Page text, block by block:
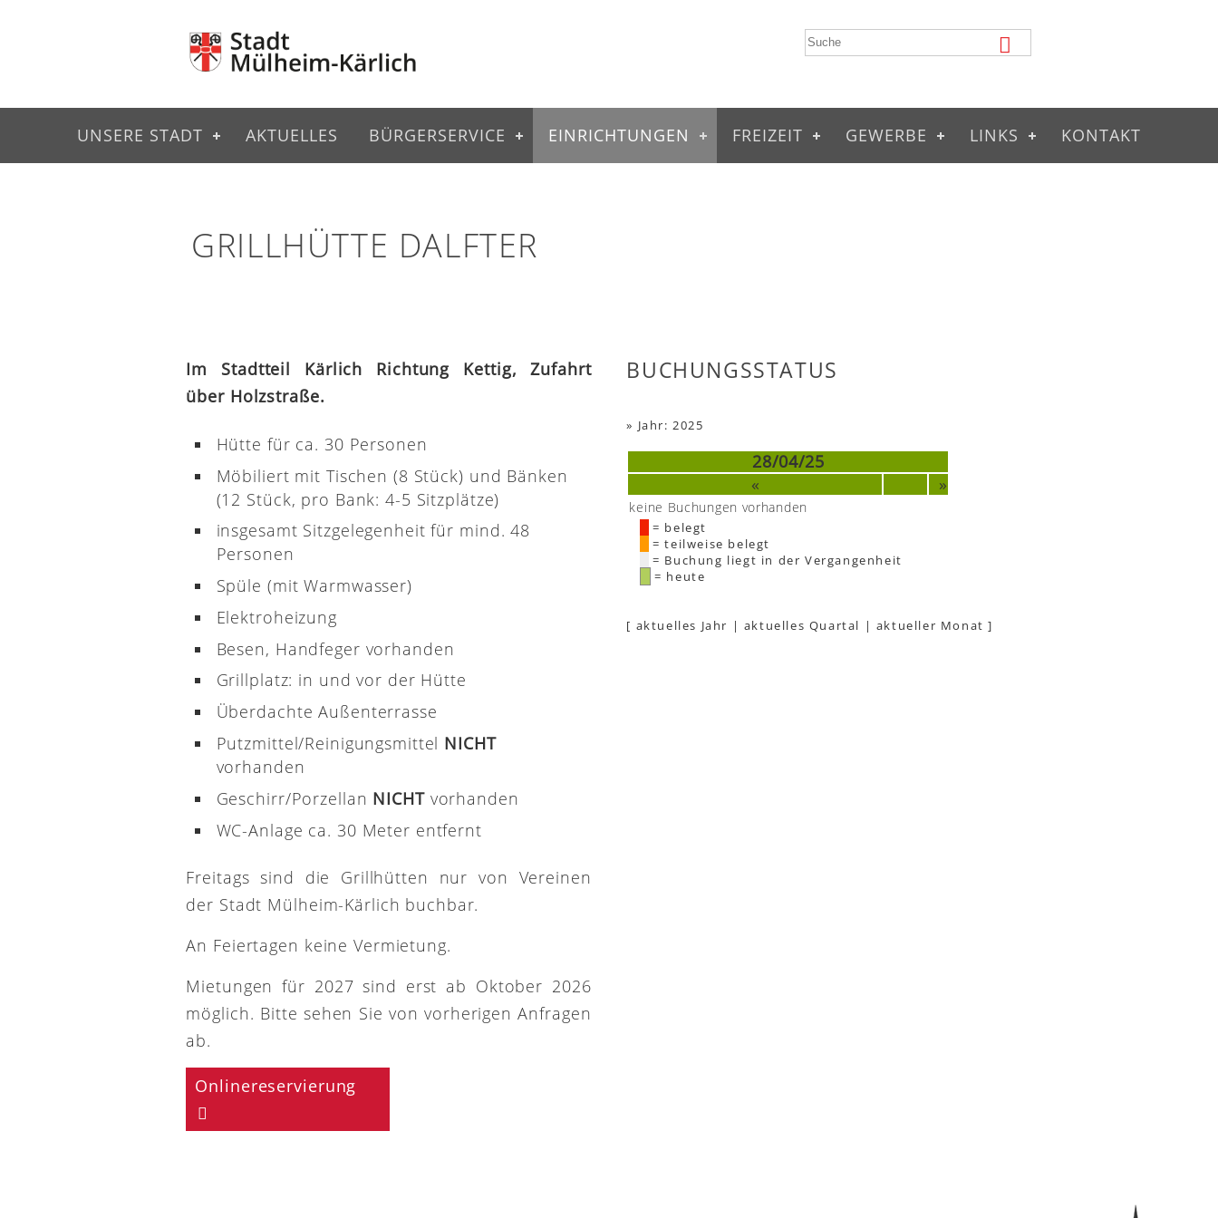
UNSERE STADT AKTUELLES BÜRGERSERVICE EINRICHTUNGEN FREIZEIT GEWERBE LINKS KONTAKT
GRILLHÜTTE DALFTER
Im Stadtteil Kärlich Richtung Kettig, Zufahrt
über Holzstraße.
Hütte für ca. 30 Personen
Möbiliert mit Tischen (8 Stück) und Bänken
(12 Stück, pro Bank: 4-5 Sitzplätze)
insgesamt Sitzgelegenheit für mind. 48
Personen
Spüle (mit Warmwasser)
Elektroheizung
Besen, Handfeger vorhanden
Grillplatz: in und vor der Hütte
Überdachte Außenterrasse
Putzmittel/Reinigungsmittel NICHT
vorhanden
Geschirr/Porzellan NICHT vorhanden
WC-Anlage ca. 30 Meter entfernt
Freitags sind die Grillhütten nur von Vereinen
der Stadt Mülheim-Kärlich buchbar.
An Feiertagen keine Vermietung.
Mietungen für 2027 sind erst ab Oktober 2026
möglich. Bitte sehen Sie von vorherigen Anfragen
ab.
Onlinereservierung
BUCHUNGSSTATUS
» Jahr: 2025
28/04/25
«
»
keine Buchungen vorhanden
= belegt
= teilweise belegt
= Buchung liegt in der Vergangenheit
= heute
[ aktuelles Jahr | aktuelles Quartal | aktueller Monat ]